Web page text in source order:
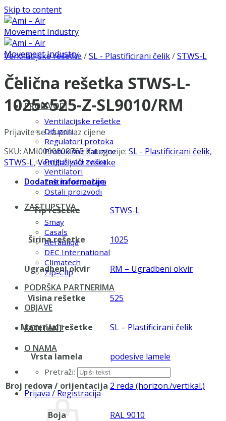
Skip to content
PROIZVODI
Ventilacijske rešetke
Difuzori
Regulatori protoka
Protukišne žaluzine
Prigušivači zvuka
Ventilatori
Zaštita od požara
Ostali proizvodi
ZASTUPSTVA
Smay
Casals
Aerauliqa
DEC International
Climatech
Zip-Clip
PODRŠKA PARTNERIMA
OBJAVE
KONTAKT
O NAMA
Pretraži:
Prijava / Registracija
Ventilacijske rešetke /SL - Plastificirani čelik/STWS-L
Čelična rešetka STWS-L-
1025×525-Z-SL9010/RM
Prijavite se za prikaz cijene
SKU: AMI0000003765 Kategorije: SL - Plastificirani čelik,
STWS-L,Ventilacijske rešetke
Dodatne informacije
Tip rešetke STWS-L
Širina rešetke 1025
Ugradbeni okvir RM – Ugradbeni okvir
Visina rešetke 525
Materijal rešetke SL – Plastificirani čelik
Vrsta lamela podesive lamele
Broj redova / orijentacija 2 reda (horizon./vertikal.)
Boja RAL 9010